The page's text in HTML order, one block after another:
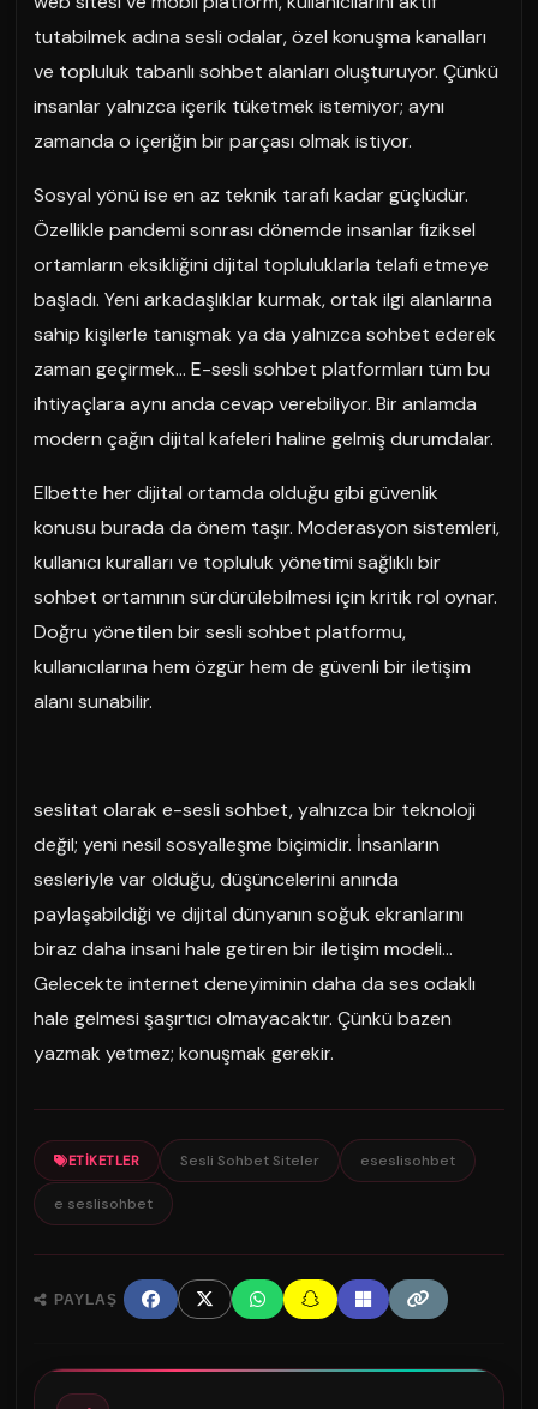
tutabilmek adına sesli odalar, özel konuşma kanalları
ve topluluk tabanlı sohbet alanları oluşturuyor. Çünkü
insanlar yalnızca içerik tüketmek istemiyor; aynı
zamanda o içeriğin bir parçası olmak istiyor.
Sosyal yönü ise en az teknik tarafı kadar güçlüdür.
Özellikle pandemi sonrası dönemde insanlar fiziksel
ortamların eksikliğini dijital topluluklarla telafi etmeye
başladı. Yeni arkadaşlıklar kurmak, ortak ilgi alanlarına
sahip kişilerle tanışmak ya da yalnızca sohbet ederek
zaman geçirmek… E-sesli sohbet platformları tüm bu
ihtiyaçlara aynı anda cevap verebiliyor. Bir anlamda
modern çağın dijital kafeleri haline gelmiş durumdalar.
Elbette her dijital ortamda olduğu gibi güvenlik
konusu burada da önem taşır. Moderasyon sistemleri,
kullanıcı kuralları ve topluluk yönetimi sağlıklı bir
sohbet ortamının sürdürülebilmesi için kritik rol oynar.
Doğru yönetilen bir sesli sohbet platformu,
kullanıcılarına hem özgür hem de güvenli bir iletişim
alanı sunabilir.
seslitat olarak e-sesli sohbet, yalnızca bir teknoloji
değil; yeni nesil sosyalleşme biçimidir. İnsanların
sesleriyle var olduğu, düşüncelerini anında
paylaşabildiği ve dijital dünyanın soğuk ekranlarını
biraz daha insani hale getiren bir iletişim modeli…
Gelecekte internet deneyiminin daha da ses odaklı
hale gelmesi şaşırtıcı olmayacaktır. Çünkü bazen
yazmak yetmez; konuşmak gerekir.
ETIKETLER Sesli Sohbet Siteler eseslisohbet
e seslisohbet
PAYLAŞ